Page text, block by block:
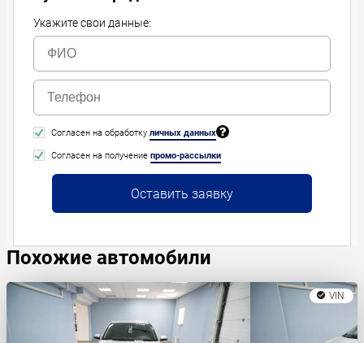
Укажите свои данные:
Согласен на обработку личных данных
Согласен на получение промо-рассылки
Оставить заявку
Похожие автомобили
VIN